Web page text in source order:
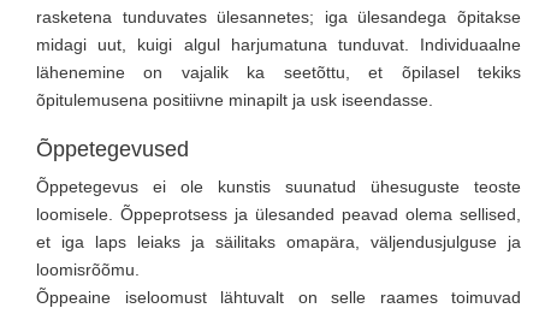
rasketena tunduvates ülesannetes; iga ülesandega õpitakse
midagi uut, kuigi algul harjumatuna tunduvat. Individuaalne
lähenemine on vajalik ka seetõttu, et õpilasel tekiks
õpitulemusena positiivne minapilt ja usk iseendasse.
Õppetegevused
Õppetegevus ei ole kunstis suunatud ühesuguste teoste
loomisele. Õppeprotsess ja ülesanded peavad olema sellised,
et iga laps leiaks ja säilitaks omapära, väljendusjulguse ja
loomisrõõmu.
Õppeaine iseloomust lähtuvalt on selle raames toimuvad